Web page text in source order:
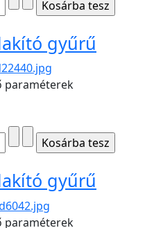
gyűrű
paraméterek
gyűrű
paraméterek